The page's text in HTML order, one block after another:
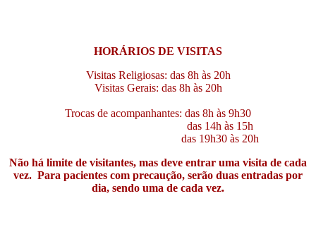
HORÁRIOS DE VISITAS
Visitas Religiosas: das 8h às 20h
Visitas Gerais: das 8h às 20h
Trocas de acompanhantes: das 8h às 9h30
das 14h às 15h
das 19h30 às 20h
Não há limite de visitantes, mas deve entrar uma visita de cada
vez. Para pacientes com precaução, serão duas entradas por
dia, sendo uma de cada vez.